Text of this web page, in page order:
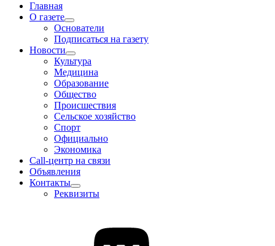
Главная
О газете
Основатели
Подписаться на газету
Новости
Культура
Медицина
Образование
Общество
Происшествия
Сельское хозяйство
Спорт
Официально
Экономика
Call-центр на связи
Объявления
Контакты
Реквизиты